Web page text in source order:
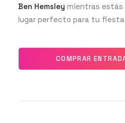
Ben Hemsley mientras estás
lugar perfecto para tu fiesta
COMPRAR